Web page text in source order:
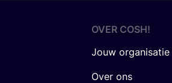
OVER COSH!
Jouw organisatie
Over ons